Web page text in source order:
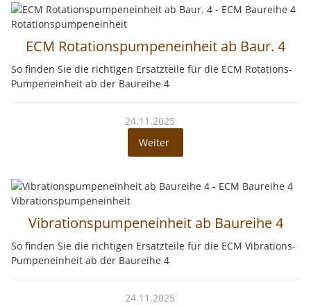
ECM Rotationspumpeneinheit ab Baur. 4
So finden Sie die richtigen Ersatzteile für die ECM Rotations-
Pumpeneinheit ab der Baureihe 4
24.11.2025
Weiter
Vibrationspumpeneinheit ab Baureihe 4
So finden Sie die richtigen Ersatzteile für die ECM Vibrations-
Pumpeneinheit ab der Baureihe 4
24.11.2025